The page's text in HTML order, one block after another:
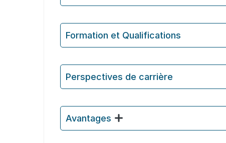
Formation et Qualifications
Perspectives de carrière
Avantages